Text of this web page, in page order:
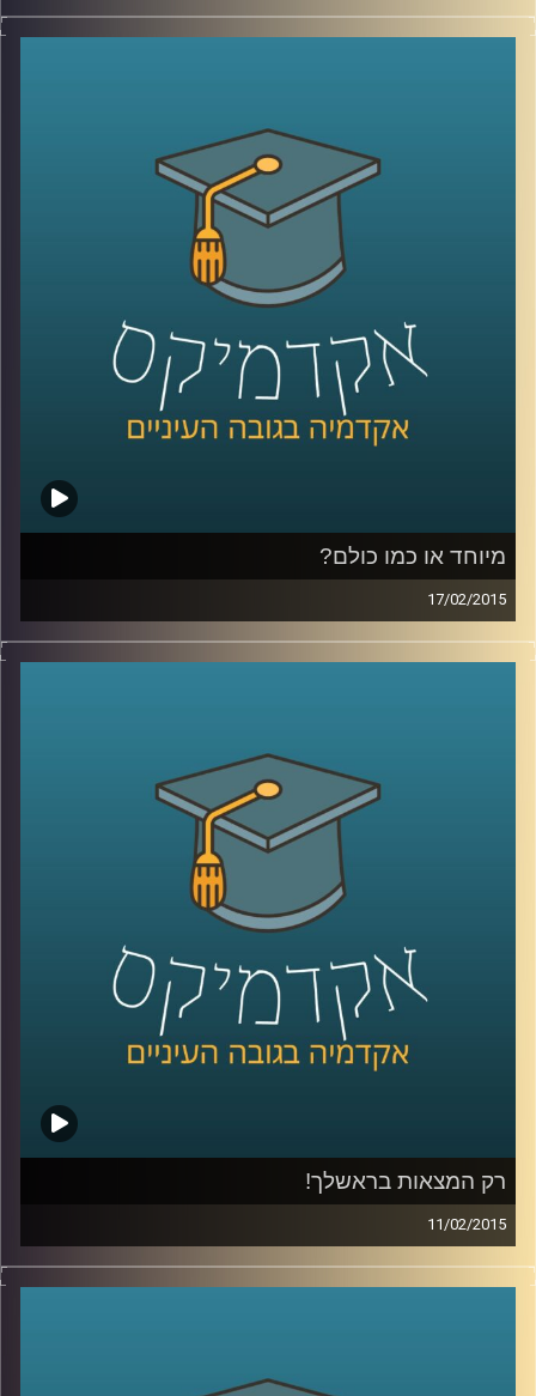
דיקן ביה"ס לפסיכולוגיה, פרופסור עירן הלפרין,
המסוכסכת הקיימת הגדיר רגשות שחווים
הצדדים לסכסוך ובחן מה קורה כשמגבירים חלק
מהרגשות ומנמיכים את תדירותם של אחרים.
ההגדרות עוזרות להבין מה מניע אותנו, לאיזה
כיוון ומה ניתן ללמד אותנו. מאמינים שאנשים
מסוגלים להשתנות? ענו לעצמכם על השאלה
כהכנה לתכנית.
AudioVersity
מיוחד או כמו כולם?
17/02/2015
דוקטור ירון תימור, סגן דיקן ביה"ס למנהל
תלויה בשאלה מה עושים איתו האחרים. מה
לגבי תגובת הצרכנים לשינויים טכנולוגיים? אולי
אנחנו רק חושבים שאנחנו מתקדמים. שיחת
שיווק שזורה באישיותו הפעלתנית והאופטימית
קרדיט תמונות: AudioVersity
רק המצאות בראשלך!
11/02/2015
דוקטור נעם למלשטרייך לטר, דיקן ומייסד
כבר במהלך לימודי הדוקטורט פרסם מאמרים